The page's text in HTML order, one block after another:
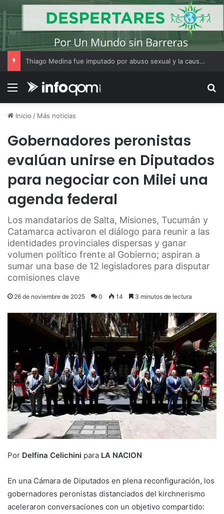
Thiago Medina fue imputado por abuso sexual y la causa continúa bajo investigación judicial
Menú
Inicio / Más noticias
Gobernadores peronistas
evalúan unirse en Diputados
para negociar con Milei una
agenda federal
Los mandatarios de Salta, Misiones, Tucumán y
Catamarca activaron el diálogo para reunir a las
identidades provinciales dispersas y ganar
volumen político frente al Gobierno; aspiran a
sumar una base de 12 legisladores para disputar
comisiones clave
26 de noviembre de 2025 0 14 3 minutos de lectura
Por Delfina Celichini para LA NACION
En una Cámara de Diputados en plena reconfiguración, los
gobernadores peronistas distanciados del kirchnerismo
aceleraron conversaciones con un objetivo compartido: